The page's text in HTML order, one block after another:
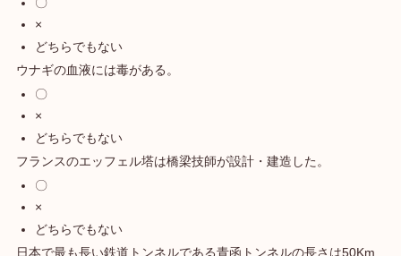
×
どちらでもない
ウナギの血液には毒がある。
〇
×
どちらでもない
フランスのエッフェル塔は橋梁技師が設計・建造した。
〇
×
どちらでもない
日本で最も長い鉄道トンネルである青函トンネルの長さは50Km